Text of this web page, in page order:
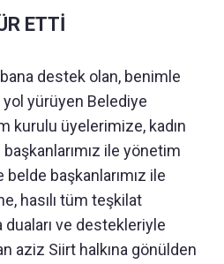
ETTİ
destek olan, benimle
yol yürüyen Belediye
kurulu üyelerimize, kadın
başkanlarımız ile yönetim
başkanlarımız ile
hasılı tüm teşkilat
duaları ve destekleriyle
aziz Siirt halkına gönülden